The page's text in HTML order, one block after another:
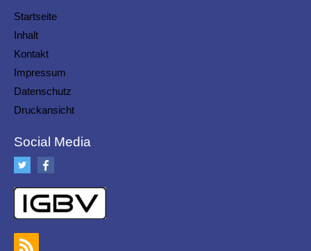
Startseite
Inhalt
Kontakt
Impressum
Datenschutz
Druckansicht
Social Media